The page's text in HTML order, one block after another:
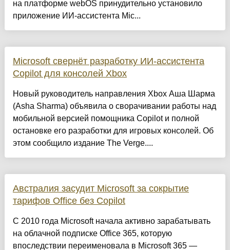
на платформе webOS принудительно установило
приложение ИИ-ассистента Mic...
Microsoft свернёт разработку ИИ-ассистента
Copilot для консолей Xbox
Новый руководитель направления Xbox Аша Шарма
(Asha Sharma) объявила о сворачивании работы над
мобильной версией помощника Copilot и полной
остановке его разработки для игровых консолей. Об
этом сообщило издание The Verge....
Австралия засудит Microsoft за сокрытие
тарифов Office без Copilot
С 2010 года Microsoft начала активно зарабатывать
на облачной подписке Office 365, которую
впоследствии переименовала в Microsoft 365 —